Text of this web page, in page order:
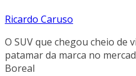
Ricardo Caruso
O SUV que chegou cheio de
patamar da marca no
Boreal